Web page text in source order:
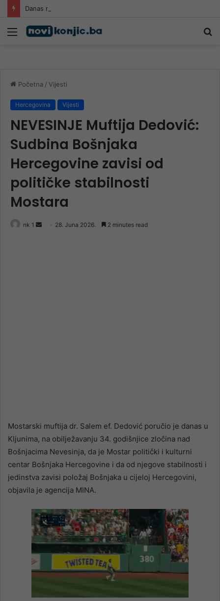
Meni
Početna / Vijesti
Hercegovina Vijesti
NEVESINJE Muftija Dedović:
Sudbina Bošnjaka
Hercegovine zavisi od
političke stabilnosti
Mostara
nk 1
Send 28. Juna 2026. 2 minutes read
Mostarski muftija dr. Salem ef. Dedović poručio je danas u
Kljunima, na obilježavanju 34. godišnjice zločina nad
Bošnjacima Nevesinja, da je Mostar politički i kulturni
centar Bošnjaka Hercegovine i da od njegove stabilnosti i
jedinstva zavisi položaj Bošnjaka u cijeloj Hercegovini,
objavila je agencija MINA.